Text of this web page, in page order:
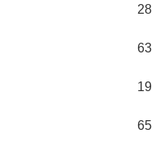
28
63
19
65